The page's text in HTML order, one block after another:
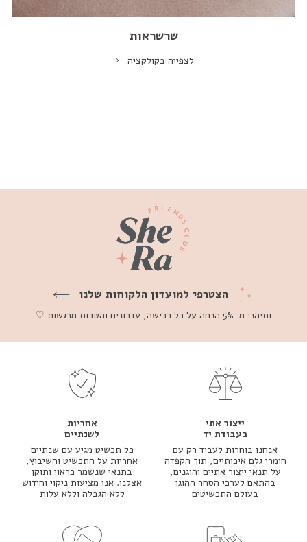
שרשראות
לצפייה בקולקציה
הצטרפי למועדון הלקוחות שלנו
ותיהני מ-5% הנחה על כל רכישה, עדכונים והטבות מרגשות ♡
ייצור אתי
בעבודת יד
אנחנו בוחרות לעבוד רק עם
חומרי גלם איכותיים, תוך הקפדה
על תנאי ייצור אתיים והוגנים,
בהתאם לערכי הסחר ההוגן
בעולם התכשיטים
אחריות
לשנתיים
כל תכשיט מגיע עם שנתיים
אחריות על התכשיט והשיבוץ,
בתנאי שנשמר כראוי ותוקן
אצלנו. אנו מציעות ניקוי וחידוש
ללא הגבלה וללא עלות